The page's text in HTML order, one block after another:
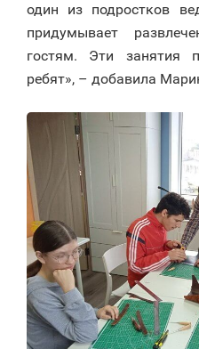
один из подростков
придумывает
гостям. Эти занятия
ребят», – добавила